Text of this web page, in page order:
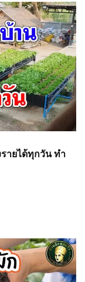
ายได้ทุกวัน ทำ